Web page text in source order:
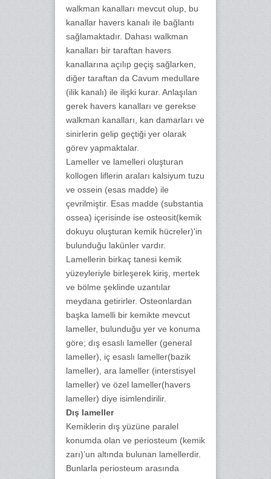
walkman kanalları mevcut olup, bu
kanallar havers kanalı ile bağlantı
sağlamaktadır. Dahası walkman
kanalları bir taraftan havers
kanallarına açılıp geçiş sağlarken,
diğer taraftan da Cavum medullare
(ilik kanalı) ile ilişki kurar. Anlaşılan
gerek havers kanalları ve gerekse
walkman kanalları, kan damarları ve
sinirlerin gelip geçtiği yer olarak
görev yapmaktalar.
Lameller ve lamelleri oluşturan
kollogen liflerin araları kalsiyum tuzu
ve ossein (esas madde) ile
çevrilmiştir. Esas madde (substantia
ossea) içerisinde ise osteosit(kemik
dokuyu oluşturan kemik hücreler)'in
bulunduğu lakünler vardır.
Lamellerin birkaç tanesi kemik
yüzeyleriyle birleşerek kiriş, mertek
ve bölme şeklinde uzantılar
meydana getirirler. Osteonlardan
başka lamelli bir kemikte mevcut
lameller, bulunduğu yer ve konuma
göre; dış esaslı lameller (general
lameller), iç esaslı lameller(bazik
lameller), ara lameller (interstisyel
lameller) ve özel lameller(havers
lameller) diye isimlendirilir.
Dış lameller
Kemiklerin dış yüzüne paralel
konumda olan ve periosteum (kemik
zarı)’un altında bulunan lamellerdir.
Bunlarla periosteum arasında